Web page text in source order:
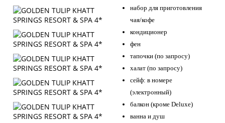
набор для приготовления
чая/кофе
кондиционер
фен
тапочки (по запросу)
халат (по запросу)
сейф: в номере
(электронный)
балкон (кроме Deluxe)
ванна и душ